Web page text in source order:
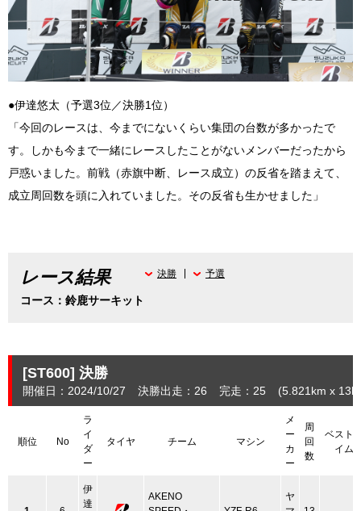
●伊達悠太（予選3位／決勝1位）
「今回のレースは、今までにないくらい集団の台数が多かったで
す。しかも今まで一緒にレースしたことがないメンバーだったから
戸惑いました。前戦（赤旗中断、レース成立）の反省を踏まえて、
成立周回数を頭に入れていました。その反省も生かせました」
レース結果
コース：鈴鹿サーキット
決勝 予選
[ST600] 決勝
開催日：2024/10/27 決勝出走：26 完走：25 (5.821 km x
順位 No
ラ
イ
ダ
ー
タイヤ チーム マシン
メ
ー
カ
ー
周
回
数
ベスト
イム
伊
達
AKENO
ヤ